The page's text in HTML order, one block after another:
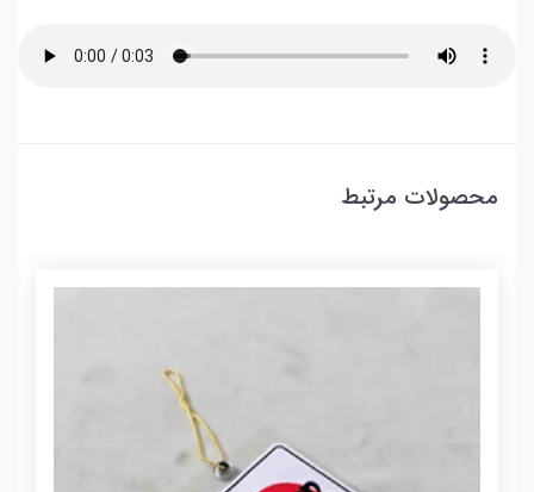
محصولات مرتبط